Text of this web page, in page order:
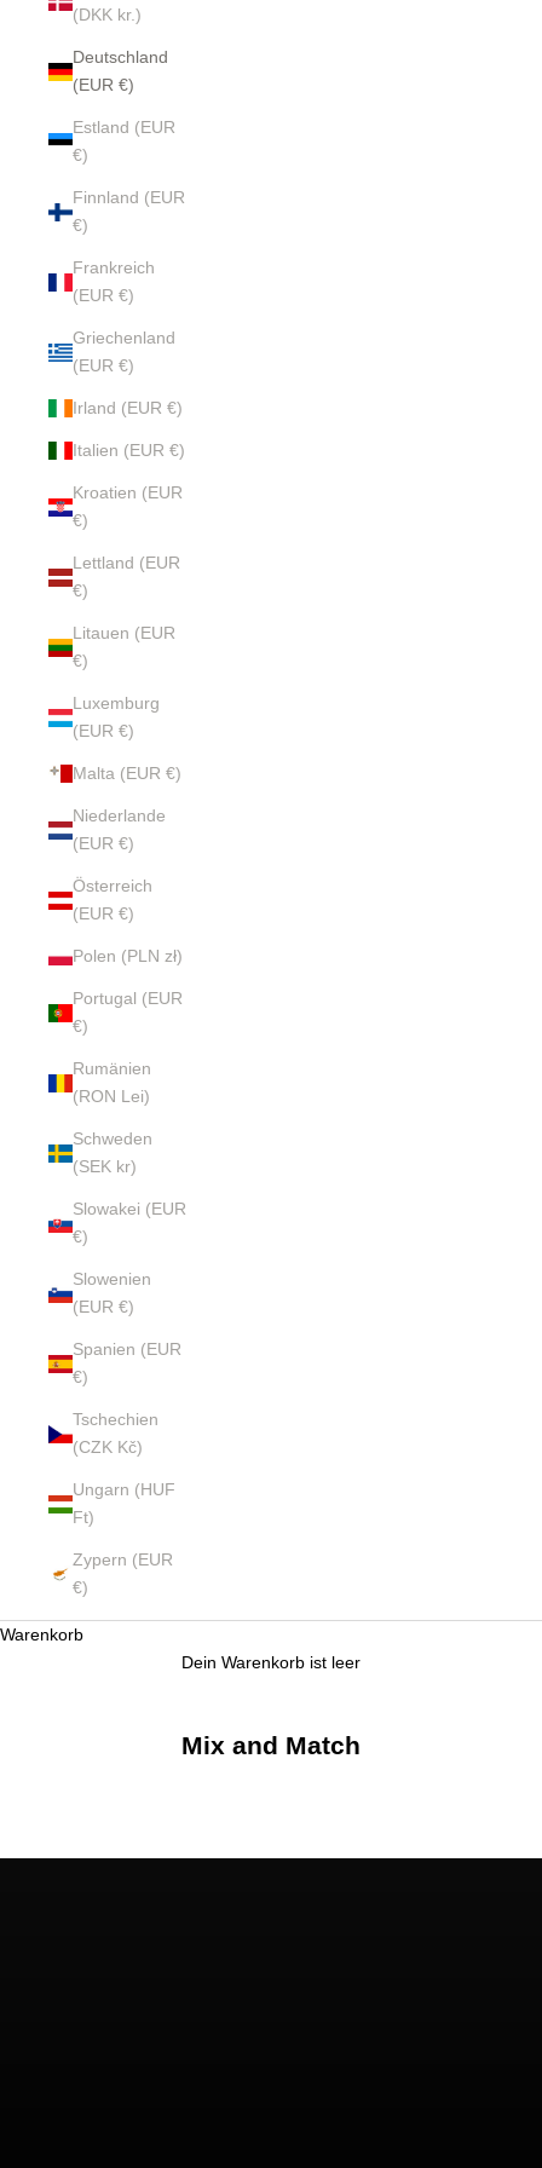
(DKK kr.)
Deutschland
(EUR €)
Estland (EUR
€)
Finnland (EUR
€)
Frankreich
(EUR €)
Griechenland
(EUR €)
Irland (EUR €)
Italien (EUR €)
Kroatien (EUR
€)
Lettland (EUR
€)
Litauen (EUR
€)
Luxemburg
(EUR €)
Malta (EUR €)
Niederlande
(EUR €)
Österreich
(EUR €)
Polen (PLN zł)
Portugal (EUR
€)
Rumänien
(RON Lei)
Schweden
(SEK kr)
Slowakei (EUR
€)
Slowenien
(EUR €)
Spanien (EUR
€)
Tschechien
(CZK Kč)
Ungarn (HUF
Ft)
Zypern (EUR
€)
Warenkorb
Dein Warenkorb ist leer
Mix and Match